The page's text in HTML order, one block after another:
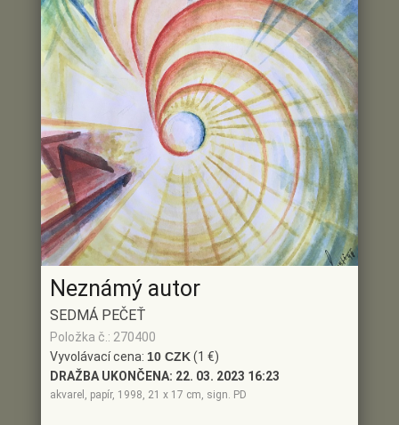
Neznámý autor
SEDMÁ PEČEŤ
Položka č.: 270400
Vyvolávací cena: 10 CZK(1 €)
DRAŽBA UKONČENA: 22. 03. 2023 16:23
akvarel, papír, 1998, 21 x 17 cm, sign. PD